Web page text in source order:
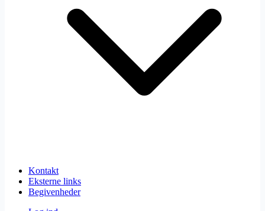
Kontakt
Eksterne links
Begivenheder